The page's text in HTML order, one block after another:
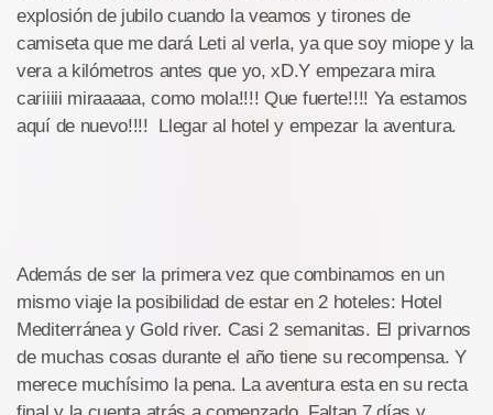
explosión de jubilo cuando la veamos y tirones de
camiseta que me dará Leti al verla, ya que soy miope y la
vera a kilómetros antes que yo, xD.Y empezara mira
cariiiii miraaaaa, como mola!!!! Que fuerte!!!! Ya estamos
aquí de nuevo!!!! Llegar al hotel y empezar la aventura.
Además de ser la primera vez que combinamos en un
mismo viaje la posibilidad de estar en 2 hoteles: Hotel
Mediterránea y Gold river. Casi 2 semanitas. El privarnos
de muchas cosas durante el año tiene su recompensa. Y
merece muchísimo la pena. La aventura esta en su recta